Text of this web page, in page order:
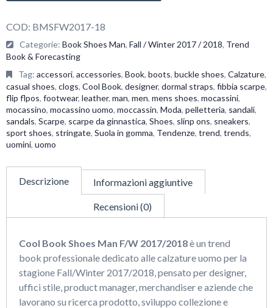
COD: BMSFW2017-18
Categorie: Book Shoes Man, Fall / Winter 2017 / 2018, Trend
Book & Forecasting
Tag: accessori, accessories, Book, boots, buckle shoes, Calzature,
casual shoes, clogs, Cool Book, designer, dormal straps, fibbia scarpe,
flip flpos, footwear, leather, man, men, mens shoes, mocassini,
mocassino, mocassino uomo, moccassin, Moda, pelletteria, sandali,
sandals, Scarpe, scarpe da ginnastica, Shoes, slinp ons, sneakers,
sport shoes, stringate, Suola in gomma, Tendenze, trend, trends,
uomini, uomo
Descrizione Informazioni aggiuntive
Recensioni (0)
Cool Book Shoes Man F/W 2017/2018è un trend
book professionale dedicato alle calzature uomo per la
stagione Fall/Winter 2017/2018, pensato per designer,
uffici stile, product manager, merchandiser e aziende che
lavorano su ricerca prodotto, sviluppo collezione e